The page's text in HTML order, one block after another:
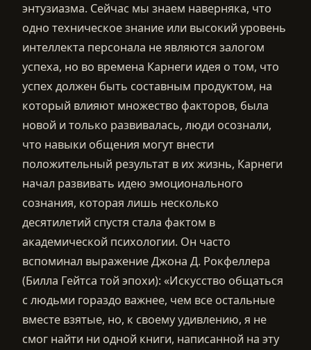
энтузиазма. Сейчас мы знаем наверняка, что
одно техническое знание или высокий уровень
интеллекта персонала не являются залогом
успеха, но во времена Карнеги идея о том, что
успех должен быть составным продуктом, на
который влияют множество факторов, была
новой и только развивалась, люди осознали,
что навыки общения могут внести
положительный результат в их жизнь, Карнеги
начал развивать идею эмоционального
сознания, которая лишь несколько
десятилетий спустя стала фактом в
академической психологии. Он часто
вспоминал выражение Джона Д. Рокфеллера
(Билла Гейтса той эпохи): «Искусство общаться
с людьми гораздо важнее, чем все остальные
вместе взятые, но, к своему удивлению, я не
смог найти ни одной книги, написанной на эту